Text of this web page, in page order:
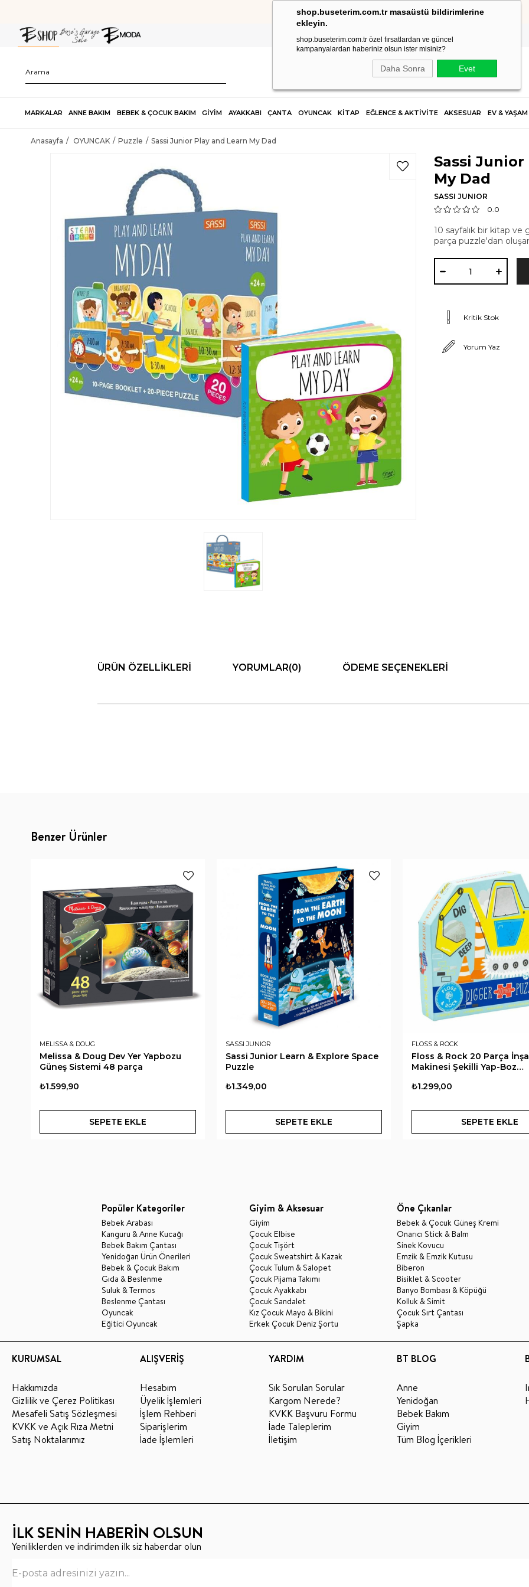
shop.buseterim.com.tr masaüstü bildirimlerine
ekleyin.
shop.buseterim.com.tr özel fırsatlardan ve güncel
kampanyalardan haberiniz olsun ister misiniz?
Daha Sonra Evet
2.500 TL VE ÜZERİ SİPARİŞLERDE KARGO ÜCRETSİZ!
MARKALAR ANNE BAKIM BEBEK & ÇOCUK BAKIM GİYİM AYAKKABI ÇANTA OYUNCAK KİTAP EĞLENCE & AKTİVİTE AKSESUAR EV & YAŞAM
Anasayfa OYUNCAK Puzzle Sassi Junior Play and Learn My Dad
Sassi
My Dad
SASSI JUNIOR
0.0
10 sayfalık bir kitap
parça puzzle'dan
Kritik Stok
Yorum Yaz
ÜRÜN ÖZELLIKLERI YORUMLAR(0) ÖDEME SEÇENEKLERI
Benzer Ürünler
MELISSA & DOUG
Melissa & Doug Dev Yer Yapbozu
Güneş Sistemi 48 parça
₺1.599,90
SEPETE EKLE
SASSI JUNIOR
Sassi Junior Learn & Explore Space
Puzzle
₺1.349,00
SEPETE EKLE
FLOSS & ROCK
Floss & Rock 20 Parça
Makinesi Şekilli Yap-Boz
₺1.299,00
SEPETE EKLE
Popüler Kategoriler
Bebek Arabası
Kanguru & Anne Kucağı
Bebek Bakım Çantası
Yenidoğan Ürün Önerileri
Bebek & Çocuk Bakım
Gıda & Beslenme
Suluk & Termos
Beslenme Çantası
Oyuncak
Eğitici Oyuncak
Giyim & Aksesuar
Giyim
Çocuk Elbise
Çocuk Tişört
Çocuk Sweatshirt & Kazak
Çocuk Tulum & Salopet
Çocuk Pijama Takımı
Çocuk Ayakkabı
Çocuk Sandalet
Kız Çocuk Mayo & Bikini
Erkek Çocuk Deniz Şortu
Öne Çıkanlar
Bebek & Çocuk Güneş Kremi
Onarıcı Stick & Balm
Sinek Kovucu
Emzik & Emzik Kutusu
Biberon
Bisiklet & Scooter
Banyo Bombası & Köpüğü
Kolluk & Simit
Çocuk Sırt Çantası
Şapka
KURUMSAL
Hakkımızda
Gizlilik ve Çerez Politikası
Mesafeli Satış Sözleşmesi
KVKK ve Açık Rıza Metni
Satış Noktalarımız
ALIŞVERİŞ
Hesabım
Üyelik İşlemleri
İşlem Rehberi
Siparişlerim
İade İşlemleri
YARDIM
Sık Sorulan Sorular
Kargom Nerede?
KVKK Başvuru Formu
İade Taleplerim
İletişim
BT BLOG
Anne
Yenidoğan
Bebek Bakım
Giyim
Tüm Blog İçerikleri
İLK SENİN HABERİN OLSUN
Yeniliklerden ve indirimden ilk siz haberdar olun